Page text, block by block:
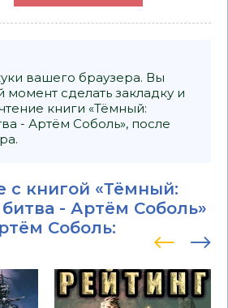
вашего браузера. Вы
сделать закладку и
книги «Тёмный:
- Артём Соболь», после
с книгой «Тёмный:
- Артём Соболь»
Соболь: